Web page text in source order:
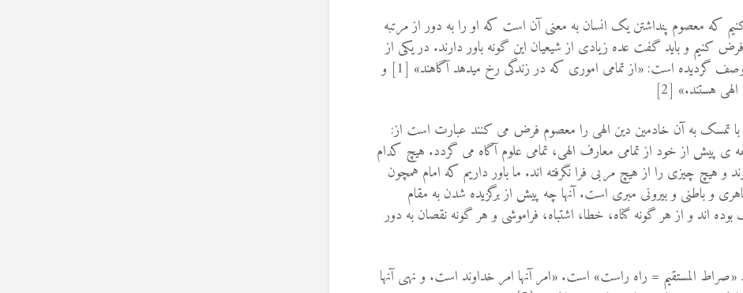
که معصوم پنداشتن یک انسان به معنی آن است که او را به دور از مرتبه
کنیم و باید گفت عده زیادی از شیعیان این گونه باور دارند. در یکی از
کتب صحیح ائمه این گونه وصف گردیده است: «از تمامی اموری که در زندگی رخ می­دهد آگاهند» [1] و
هستند.» [2]
با تمسک به آن خادمین دین الهی را معصوم فرض می کنند عبارت است از:
ی پیش از خود از تمامی معارف الهی، تمامی علوم آگاه می گردد. هیچ کدام
و هیچ چیزی را از هیچ مربی فرا نگرفته اند. ما باور داریم که امام همچون
و باطنی و بیرونی مبری است. آنها چه پیش از برگزیده شدن به مقام
اند و از هر گونه گناه، خطا، اشتباه، فراموشی و هر گونه نقصان به دور
«صراط المستقیم = راه راست» است. «امر آنها امر خداوند است. و نهی آنها